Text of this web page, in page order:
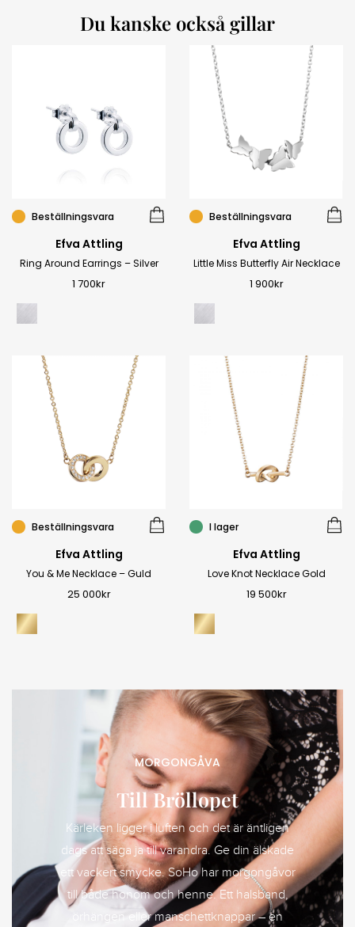
Du kanske också gillar
Beställningsvara
Efva Attling
Ring Around Earrings – Silver
1 700kr
Beställningsvara
Efva Attling
Little Miss Butterfly Air Necklace
1 900kr
Beställningsvara
Efva Attling
You & Me Necklace – Guld
25 000kr
I lager
Efva Attling
Love Knot Necklace Gold
19 500kr
MORGONGÅVA
Till Bröllopet
Kärleken ligger i luften och det är äntligen
dags att säga ja till varandra. Ge din älskade
ett vackert smycke. SoHo har morgongåvor
till både honom och henne. Ett halsband,
örhängen eller manschettknappar – en